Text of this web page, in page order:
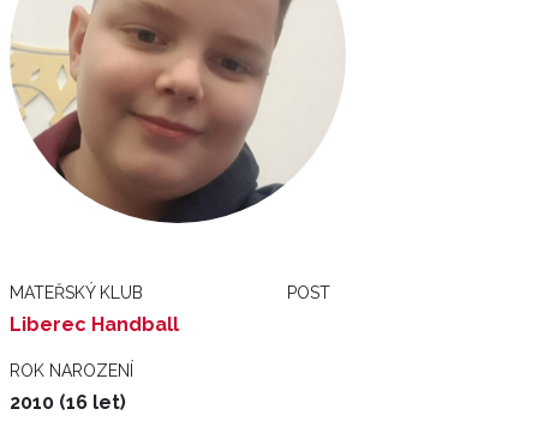
MATEŘSKÝ KLUB
Liberec Handball
POST
ROK NAROZENÍ
2010 (16 let)